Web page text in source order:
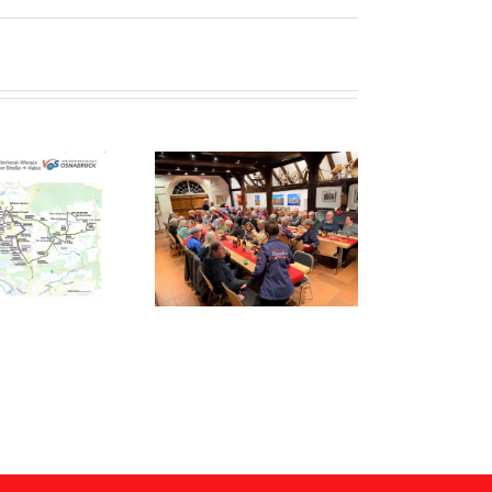
Haus bei der
Weihnachtsfeier